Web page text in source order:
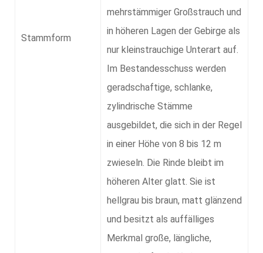
Stammform
mehrstämmiger Großstrauch und
in höheren Lagen der Gebirge als
nur kleinstrauchige Unterart auf.
Im Bestandesschuss werden
geradschaftige, schlanke,
zylindrische Stämme
ausgebildet, die sich in der Regel
in einer Höhe von 8 bis 12 m
zwieseln. Die Rinde bleibt im
höheren Alter glatt. Sie ist
hellgrau bis braun, matt glänzend
und besitzt als auffälliges
Merkmal große, längliche,